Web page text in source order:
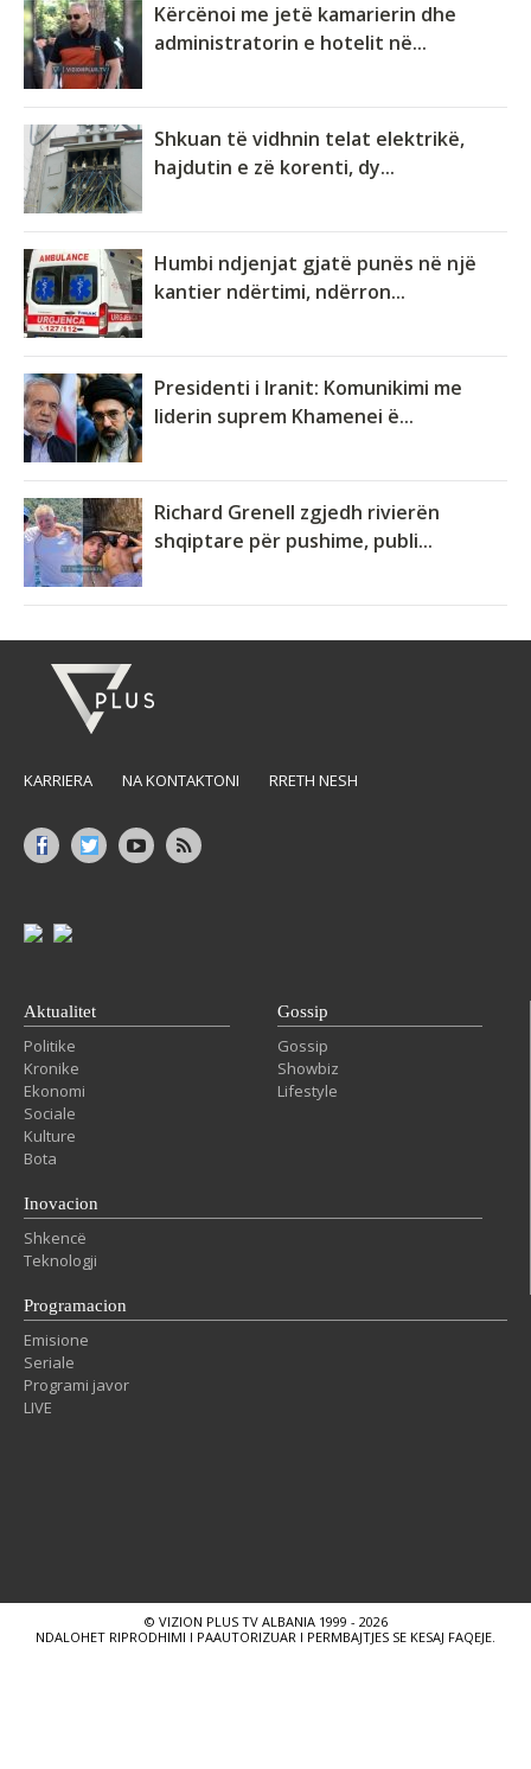
Kërcënoi me jetë kamarierin dhe
administratorin e hotelit në...
Shkuan të vidhnin telat elektrikë,
hajdutin e zë korenti, dy...
Humbi ndjenjat gjatë punës në një
kantier ndërtimi, ndërron...
Presidenti i Iranit: Komunikimi me
liderin suprem Khamenei ë...
Richard Grenell zgjedh rivierën
shqiptare për pushime, publi...
KARRIERA NA KONTAKTONI RRETH NESH
Aktualitet
Politike
Kronike
Ekonomi
Sociale
Kulture
Bota
Gossip
Gossip
Showbiz
Lifestyle
Inovacion
Shkencë
Teknologji
Programacion
Emisione
Seriale
Programi javor
LIVE
© VIZION PLUS TV ALBANIA 1999 - 2026
NDALOHET RIPRODHIMI I PAAUTORIZUAR I PERMBAJTJES SE KESAJ FAQEJE.